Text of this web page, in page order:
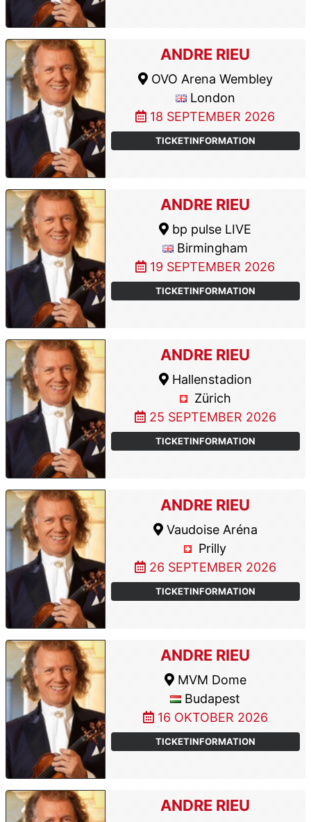
ANDRE RIEU
OVO Arena Wembley
London
18 SEPTEMBER 2026
TICKETINFORMATION
ANDRE RIEU
bp pulse LIVE
Birmingham
19 SEPTEMBER 2026
TICKETINFORMATION
ANDRE RIEU
Hallenstadion
Zürich
25 SEPTEMBER 2026
TICKETINFORMATION
ANDRE RIEU
Vaudoise Aréna
Prilly
26 SEPTEMBER 2026
TICKETINFORMATION
ANDRE RIEU
MVM Dome
Budapest
16 OKTOBER 2026
TICKETINFORMATION
ANDRE RIEU